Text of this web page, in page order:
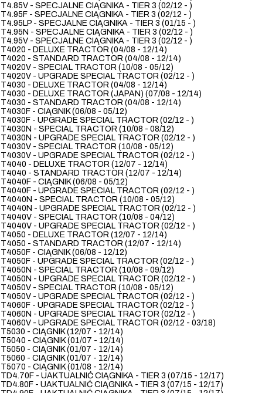
T4.85V - SPECJALNE CIĄGNIKA - TIER 3 (02/12 - )
T4.95F - SPECJALNE CIĄGNIKA - TIER 3 (02/12 - )
T4.95LP - SPECJALNE CIĄGNIKA - TIER 3 (01/15 - )
T4.95N - SPECJALNE CIĄGNIKA - TIER 3 (02/12 - )
T4.95V - SPECJALNE CIĄGNIKA - TIER 3 (02/12 - )
T4020 - DELUXE TRACTOR (04/08 - 12/14)
T4020 - STANDARD TRACTOR (04/08 - 12/14)
T4020V - SPECIAL TRACTOR (10/08 - 05/12)
T4020V - UPGRADE SPECIAL TRACTOR (02/12 - )
T4030 - DELUXE TRACTOR (04/08 - 12/14)
T4030 - DELUXE TRACTOR (JAPAN) (07/08 - 12/14)
T4030 - STANDARD TRACTOR (04/08 - 12/14)
T4030F - CIĄGNIK (06/08 - 05/12)
T4030F - UPGRADE SPECIAL TRACTOR (02/12 - )
T4030N - SPECIAL TRACTOR (10/08 - 08/12)
T4030N - UPGRADE SPECIAL TRACTOR (02/12 - )
T4030V - SPECIAL TRACTOR (10/08 - 05/12)
T4030V - UPGRADE SPECIAL TRACTOR (02/12 - )
T4040 - DELUXE TRACTOR (12/07 - 12/14)
T4040 - STANDARD TRACTOR (12/07 - 12/14)
T4040F - CIĄGNIK (06/08 - 05/12)
T4040F - UPGRADE SPECIAL TRACTOR (02/12 - )
T4040N - SPECIAL TRACTOR (10/08 - 05/12)
T4040N - UPGRADE SPECIAL TRACTOR (02/12 - )
T4040V - SPECIAL TRACTOR (10/08 - 04/12)
T4040V - UPGRADE SPECIAL TRACTOR (02/12 - )
T4050 - DELUXE TRACTOR (12/07 - 12/14)
T4050 - STANDARD TRACTOR (12/07 - 12/14)
T4050F - CIĄGNIK (06/08 - 12/12)
T4050F - UPGRADE SPECIAL TRACTOR (02/12 - )
T4050N - SPECIAL TRACTOR (10/08 - 09/12)
T4050N - UPGRADE SPECIAL TRACTOR (02/12 - )
T4050V - SPECIAL TRACTOR (10/08 - 05/12)
T4050V - UPGRADE SPECIAL TRACTOR (02/12 - )
T4060F - UPGRADE SPECIAL TRACTOR (02/12 - )
T4060N - UPGRADE SPECIAL TRACTOR (02/12 - )
T4060V - UPGRADE SPECIAL TRACTOR (02/12 - 03/18)
T5030 - CIĄGNIK (12/07 - 12/14)
T5040 - CIĄGNIK (01/07 - 12/14)
T5050 - CIĄGNIK (01/07 - 12/14)
T5060 - CIĄGNIK (01/07 - 12/14)
T5070 - CIĄGNIK (01/08 - 12/14)
TD4.70F - UAKTUALNIĆ CIĄGNIKA - TIER 3 (07/15 - 12/17)
TD4.80F - UAKTUALNIĆ CIĄGNIKA - TIER 3 (07/15 - 12/17)